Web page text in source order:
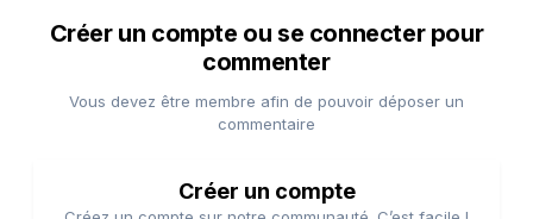
Créer un compte ou se connecter pour
commenter
Vous devez être membre afin de pouvoir déposer un
commentaire
Créer un compte